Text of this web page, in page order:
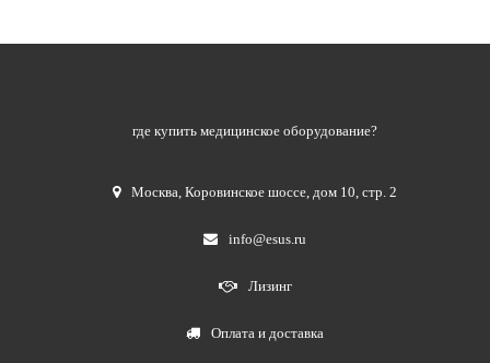
где купить медицинское оборудование?
Москва,Коровинское шоссе, дом 10, стр. 2
info@esus.ru
Лизинг
Оплата и доставка